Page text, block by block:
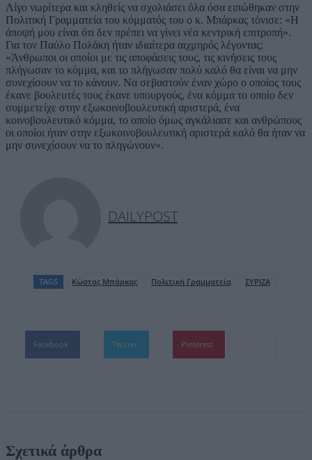
Λίγο νωρίτερα και κληθείς να σχολιάσει όλα όσα ειπώθηκαν στην
Πολιτική Γραμματεία του κόμματός του ο κ. Μπάρκας τόνισε: «Η
άποψή μου είναι ότι δεν πρέπει να γίνει νέα κεντρική επιτροπή».
Για τον Παύλο Πολάκη ήταν ιδιαίτερα αιχμηρός λέγοντας:
«Άνθρωποι οι οποίοι με τις αποφάσεις τους, τις κινήσεις τους
πλήγωσαν το κόμμα, και το πλήγωσαν πολύ καλό θα είναι να μην
συνεχίσουν να το κάνουν. Να σεβαστούν έναν χώρο ο οποίος τους
έκανε βουλευτές τους έκανε υπουργούς, ένα κόμμα το οποίο δεν
συμμετείχε στην εξωκοινοβουλευτική αριστερά, ένα
κοινοβουλευτικό κόμμα, το οποίο όμως αγκάλιασε και ανθρώπους
οι οποίοι ήταν στην εξωκοινοβουλευτική αριστερά καλό θα ήταν να
μην συνεχίσουν να το πληγώνουν».
DAILYPOST
TAGS Κώστας Μπάρκας Πολιτική Γραμματεία ΣΥΡΙΖΑ
Facebook Twitter Pinterest
Σχετικά άρθρα